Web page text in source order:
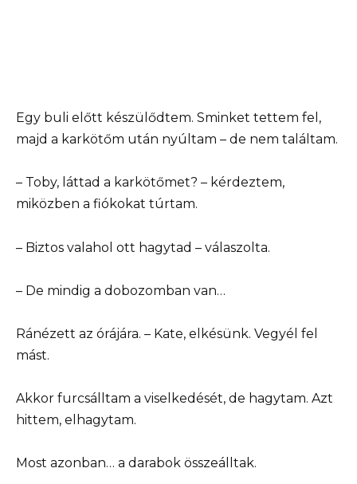
Egy buli előtt készülődtem. Sminket tettem fel,
majd a karkötőm után nyúltam – de nem találtam.
– Toby, láttad a karkötőmet? – kérdeztem,
miközben a fiókokat túrtam.
– Biztos valahol ott hagytad – válaszolta.
– De mindig a dobozomban van…
Ránézett az órájára. – Kate, elkésünk. Vegyél fel
mást.
Akkor furcsálltam a viselkedését, de hagytam. Azt
hittem, elhagytam.
Most azonban… a darabok összeálltak.